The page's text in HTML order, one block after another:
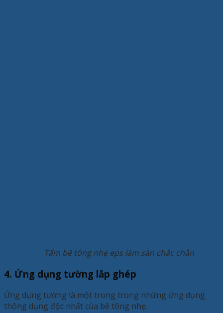
Tấm bê tông nhẹ eps làm sàn chắc chắn
4. Ứng dụng tường lắp ghép
Ứng dụng tường là một trong trong những ứng dụng
thông dụng độc nhất của bê tông nhẹ.